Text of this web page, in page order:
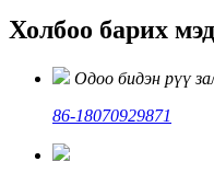
Холбоо барих
Одоо бидэн рүү
86-18070929871